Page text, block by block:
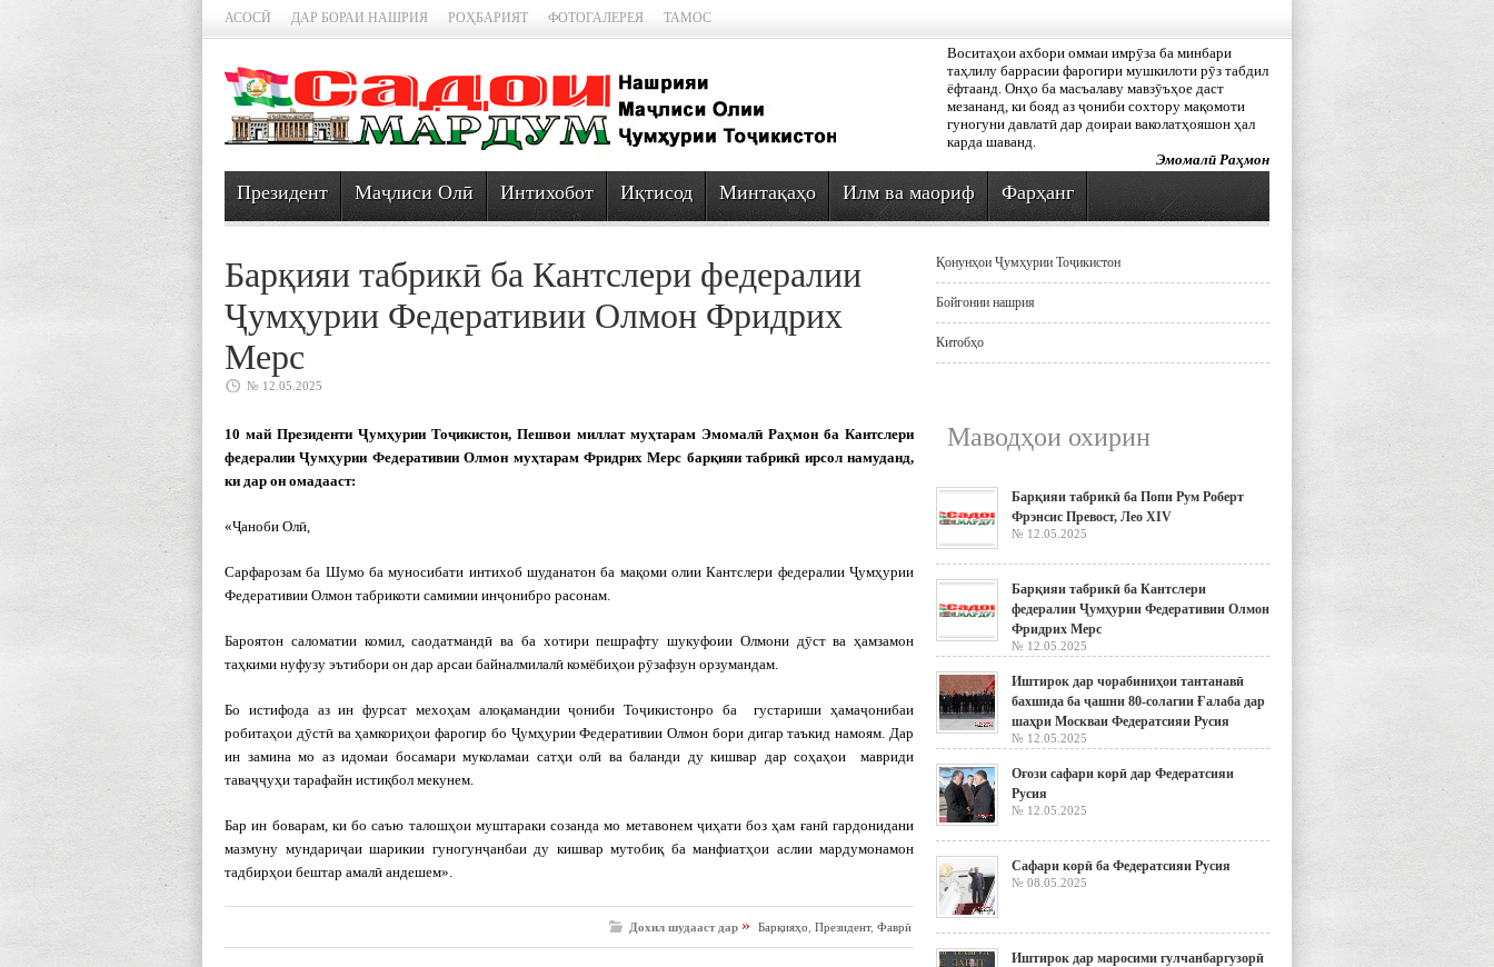
АСОСӢ ДАР БОРАИ НАШРИЯ РОҲБАРИЯТ ФОТОГАЛЕРЕЯ ТАМОС
Воситаҳои ахбори оммаи имрӯза ба минбари
таҳлилу баррасии фарогири мушкилоти рӯз табдил
ёфтаанд. Онҳо ба масъалаву мавзӯъҳое даст
мезананд, ки бояд аз ҷониби сохтору мақомоти
гуногуни давлатӣ дар доираи ваколатҳояшон ҳал
карда шаванд.
Эмомалӣ Раҳмон
Президент Маҷлиси Олӣ Интихобот Иқтисод Минтақаҳо Илм ва маориф Фарҳанг
Барқияи табрикӣ ба Кантслери федералии
Ҷумҳурии Федеративии Олмон Фридрих
Мерс
№ 12.05.2025
10 май Президенти Ҷумҳурии Тоҷикистон, Пешвои миллат муҳтарам Эмомалӣ Раҳмон ба Кантслери
федералии Ҷумҳурии Федеративии Олмон муҳтарам Фридрих Мерс барқияи табрикӣ ирсол намуданд,
ки дар он омадааст:
«Ҷаноби Олӣ,
Сарфарозам ба Шумо ба муносибати интихоб шуданатон ба мақоми олии Кантслери федералии Ҷумҳурии
Федеративии Олмон табрикоти самимии инҷонибро расонам.
Бароятон саломатии комил, саодатмандӣ ва ба хотири пешрафту шукуфоии Олмони дӯст ва ҳамзамон
таҳкими нуфузу эътибори он дар арсаи байналмилалӣ комёбиҳои рӯзафзун орзумандам.
Бо истифода аз ин фурсат мехоҳам алоқамандии ҷониби Тоҷикистонро ба густариши ҳамаҷонибаи
робитаҳои дӯстӣ ва ҳамкориҳои фарогир бо Ҷумҳурии Федеративии Олмон бори дигар таъкид намоям. Дар
ин замина мо аз идомаи босамари муколамаи сатҳи олӣ ва баланди ду кишвар дар соҳаҳои мавриди
таваҷҷуҳи тарафайн истиқбол мекунем.
Бар ин боварам, ки бо саъю талошҳои муштараки созанда мо метавонем ҷиҳати боз ҳам ғанӣ гардонидани
мазмуну мундариҷаи шарикии гуногунҷанбаи ду кишвар мутобиқ ба манфиатҳои аслии мардумонамон
тадбирҳои бештар амалӣ андешем».
Дохил шудааст дар » Барқияҳо Президент, Фаврӣ
Қонунҳои Ҷумҳурии Тоҷикистон
Бойгонии нашрия
Китобҳо
Маводҳои охирин
Барқияи табрикӣ ба Попи Рум Роберт
Фрэнсис Превост, Лео XIV
№ 12.05.2025
Барқияи табрикӣ ба Кантслери
федералии Ҷумҳурии Федеративии Олмон
Фридрих Мерс
№ 12.05.2025
Иштирок дар чорабиниҳои тантанавӣ
бахшида ба ҷашни 80-солагии Ғалаба дар
шаҳри Москваи Федератсияи Русия
№ 12.05.2025
Оғози сафари корӣ дар Федератсияи
Русия
№ 12.05.2025
Сафари корӣ ба Федератсияи Русия
№ 08.05.2025
Иштирок дар маросими гулчанбаргузорӣ